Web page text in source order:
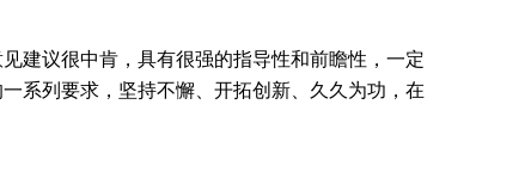
建议很中肯，具有很强的指导性和前瞻性，一定
系列要求，坚持不懈、开拓创新、久久为功，在